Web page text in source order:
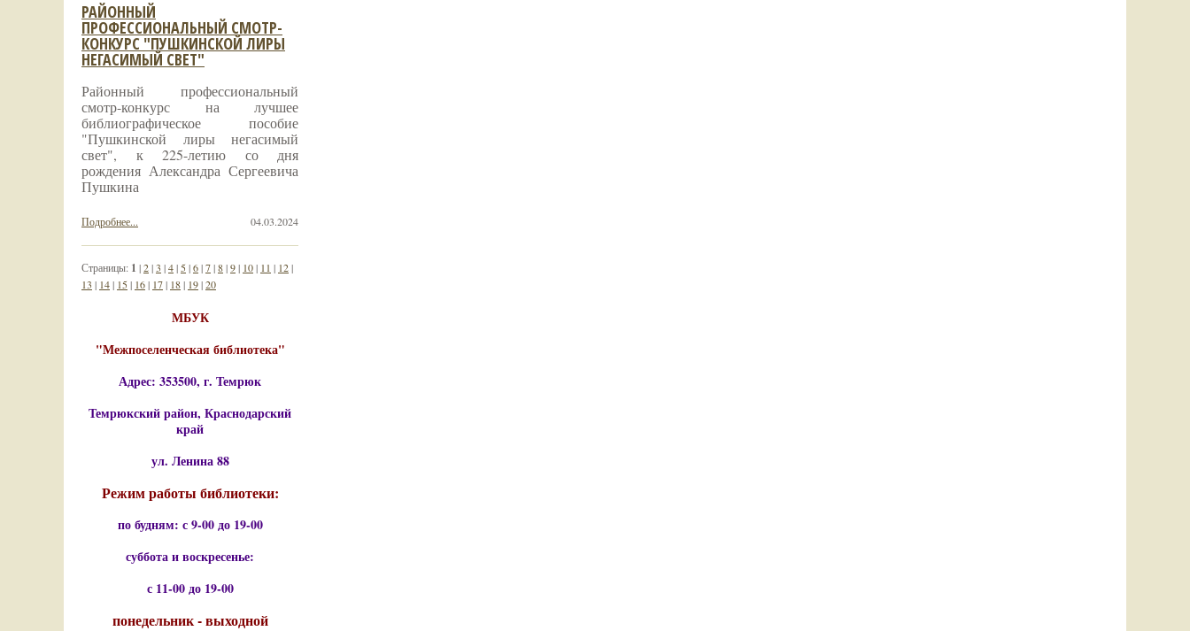
РАЙОННЫЙ
ПРОФЕССИОНАЛЬНЫЙ СМОТР-
КОНКУРС "ПУШКИНСКОЙ ЛИРЫ
НЕГАСИМЫЙ СВЕТ"
Районный профессиональный
смотр-конкурс на лучшее
библиографическое пособие
"Пушкинской лиры негасимый
свет", к 225-летию со дня
рождения Александра Сергеевича
Пушкина
04.03.2024
Подробнее...
Страницы: 1 |2|3 |4| 5|6|7|8|9| 10| 11 | 12|
13 | 14| 15| 16| 17| 18| 19|20
МБУК
"Межпоселенческая библиотека"
Адрес: 353500, г. Темрюк
Темрюкский район, Краснодарский
край
ул. Ленина 88
Режим работы библиотеки:
по будням: с 9-00 до 19-00
суббота и воскресенье:
с 11-00 до 19-00
понедельник - выходной